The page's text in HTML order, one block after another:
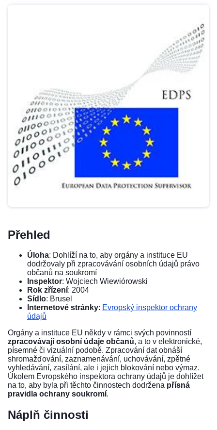
Přehled
Úloha: Dohlíží na to, aby orgány a instituce EU
dodržovaly při zpracovávání osobních údajů právo
občanů na soukromí
Inspektor: Wojciech Wiewiórowski
Rok zřízení: 2004
Sídlo: Brusel
Internetové stránky: Evropský inspektor ochrany
údajů
Orgány a instituce EU někdy v rámci svých povinností
zpracovávají osobní údaje občanů, a to v elektronické,
písemné či vizuální podobě. Zpracování dat obnáší
shromažďování, zaznamenávání, uchovávání, zpětné
vyhledávání, zasílání, ale i jejich blokování nebo výmaz.
Úkolem Evropského inspektora ochrany údajů je dohlížet
na to, aby byla při těchto činnostech dodržena přísná
pravidla ochrany soukromí.
Náplň činnosti